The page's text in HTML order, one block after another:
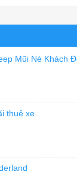
Mũi Né Khách
thuê xe